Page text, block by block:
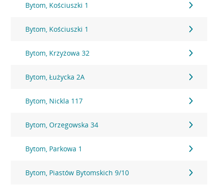
Bytom, Kościuszki 1
Bytom, Kościuszki 1
Bytom, Krzyżowa 32
Bytom, Łużycka 2A
Bytom, Nickla 117
Bytom, Orzegowska 34
Bytom, Parkowa 1
Bytom, Piastów Bytomskich 9/10